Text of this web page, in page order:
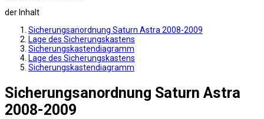
der Inhalt
Sicherungsanordnung Saturn Astra 2008-2009
Lage des Sicherungskastens
Sicherungskastendiagramm
Lage des Sicherungskastens
Sicherungskastendiagramm
Sicherungsanordnung Saturn Astra
2008-2009